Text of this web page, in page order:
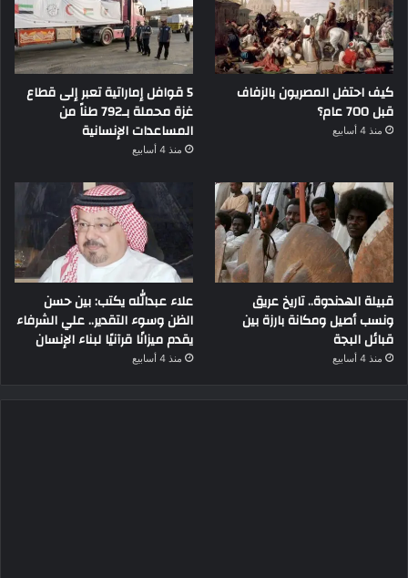
كيف احتفل المصريون بالزفاف
قبل 700 عام؟
منذ 4 أسابيع
5 قوافل إماراتية تعبر إلى قطاع
غزة محملة بـ792 طناً من
المساعدات الإنسانية
منذ 4 أسابيع
قبيلة الهدندوة.. تاريخ عريق
ونسب أصيل ومكانة بارزة بين
قبائل البجة
منذ 4 أسابيع
علاء عبدالله يكتب: بين حسن
الظن وسوء التقدير.. علي الشرفاء
يقدم ميزانًا قرآنيًا لبناء الإنسان
منذ 4 أسابيع